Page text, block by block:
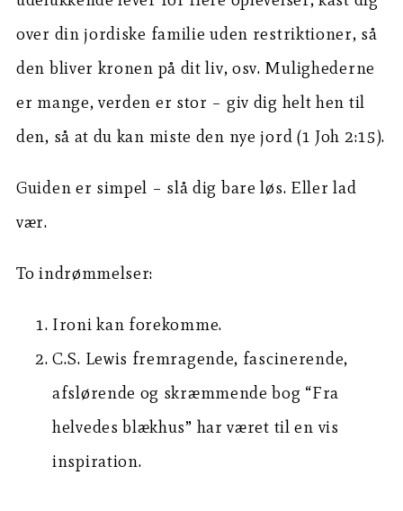
over din jordiske familie uden restriktioner, så
den bliver kronen på dit liv, osv. Mulighederne
er mange, verden er stor – giv dig helt hen til
den, så at du kan miste den nye jord (1 Joh 2:15).
Guiden er simpel – slå dig bare løs. Eller lad
vær.
To indrømmelser:
Ironi kan forekomme.
C.S. Lewis fremragende, fascinerende,
afslørende og skræmmende bog “Fra
helvedes blækhus” har været til en vis
inspiration.